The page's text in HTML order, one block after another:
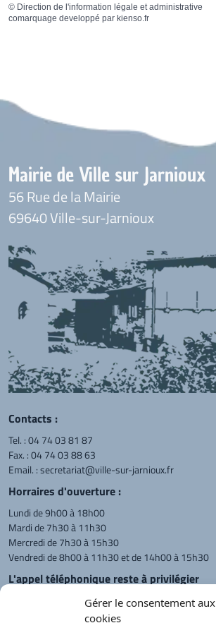
Gérer le consentement aux
cookies
© Direction de l'information légale et administrative
comarquage developpé par kienso.fr
Mairie de Ville sur Jarnioux
56 Rue de la Mairie
69640 Ville-sur-Jarnioux
Contacts :
Tel. :04 74 03 81 87
Fax. : 04 74 03 88 63
Email. :secretariat@ville-sur-jarnioux.fr
Horraires d'ouverture :
Lundi de 9h00 à 18h00
Mardi de 7h30 à 11h30
Mercredi de 7h30 à 15h30
Vendredi de 8h00 à 11h30 et de 14h00 à 15h30
L'appel téléphonique reste à privilégier
Monsieur le Maire et les adjoints
reçoivent sur rendez-vous.